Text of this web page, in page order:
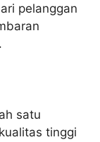
pelanggan
satu
tinggi